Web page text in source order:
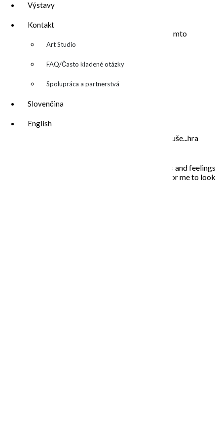
Výstavy
Kontakt
▼ Art Studio
FAQ/Často kladené otázky
Spolupráca a partnerstvá
Slovenčina
English
Uložiť moje meno, e-mail a webovú stránku v tomto
prehliadači pre moje budúce komentáre.
O MNE – ABOUT ME
Moje maľovanie je intuitívne, sú to príbehy mojej duše...hra
In my paintings I try to capture everyday situations and feelings
that touched my soul. Painting is the opportunity for me to look